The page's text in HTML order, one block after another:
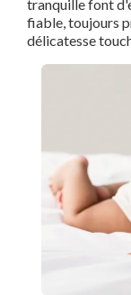
tranquille font
fiable, toujours
délicatesse